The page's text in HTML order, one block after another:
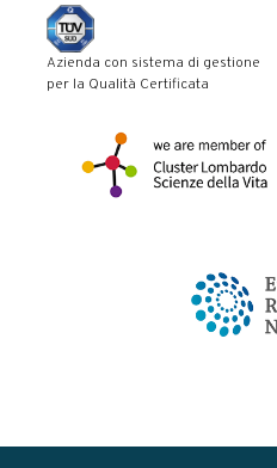
Azienda con sistema di gestione
per la Qualità Certificata